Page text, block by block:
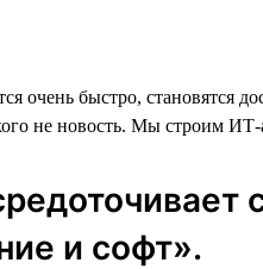
очень быстро, становятся
не новость. Мы строим
и софт».